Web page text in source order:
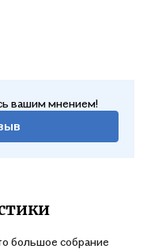
вашим мнением!
большое собрание